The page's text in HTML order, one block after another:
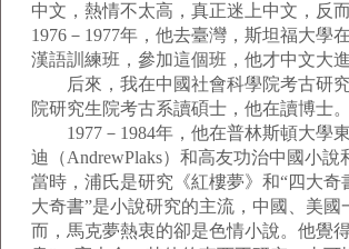
中文，熱情不太高，真正迷上中文，反
1976－1977年，他去臺灣，斯坦福大學
漢語訓練班，參加這個班，他才中文大進
后來，我在中國社會科學院考古研
院研究生院考古系讀碩士，他在讀博士。
1977－1984年，他在普林斯頓大學
迪（AndrewPlaks）和高友功治中國小說
當時，浦氏是研究《紅樓夢》和“四大奇
大奇書”是小說研究的主流，中國、美國
而，馬克夢熱衷的卻是色情小說。他覺